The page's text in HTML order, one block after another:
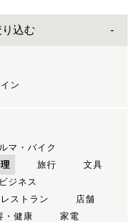
込む
ン
マ・バイク
旅行
文具
ビジネス
レストラン
店舗
・健康
家電